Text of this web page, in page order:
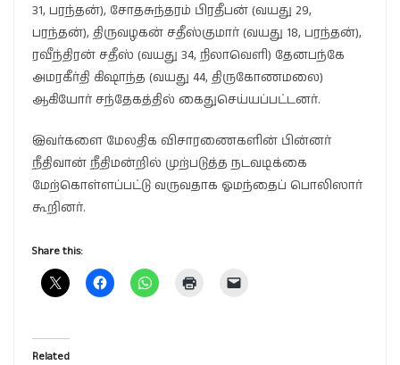
31, பரந்தன்), சோதசுந்தரம் பிரதீபன் (வயது 29,
பரந்தன்), திருவழகன் சதீஸ்குமார் (வயது 18, பரந்தன்),
ரவீந்திரன் சதீஸ் (வயது 34, நிலாவெளி) தேனபந்கே
அமரகீர்தி கிஷாந்த (வயது 44, திருகோணமலை)
ஆகியோர் சந்தேகத்தில் கைதுசெய்யப்பட்டனர்.
இவர்களை மேலதிக விசாரணைகளின் பின்னர்
நீதிவான் நீதிமன்றில் முற்படுத்த நடவடிக்கை
மேற்கொள்ளப்பட்டு வருவதாக ஓமந்தைப் பொலிஸார்
கூறினர்.
Share this:
Related